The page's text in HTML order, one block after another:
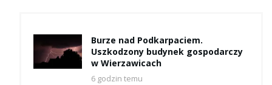
Burze nad Podkarpaciem.
Uszkodzony budynek gospodarczy
w Wierzawicach
6 godzin temu